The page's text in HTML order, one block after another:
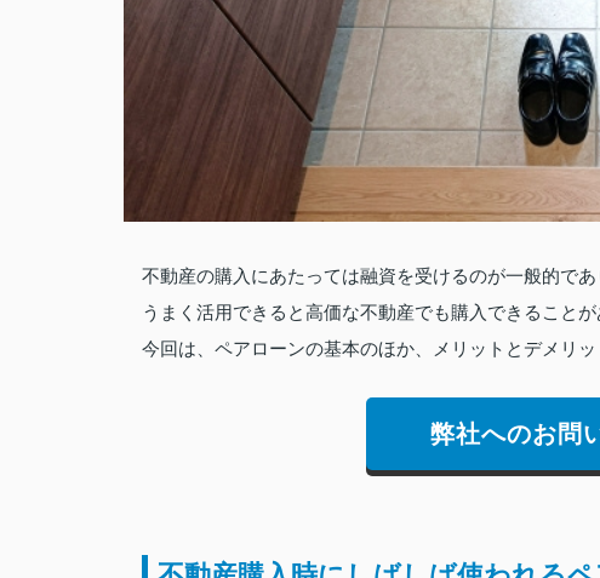
不動産の購入にあたっては融資を受けるのが一般的で
うまく活用できると高価な不動産でも購入できること
今回は、ペアローンの基本のほか、メリットとデメリッ
弊社へのお問